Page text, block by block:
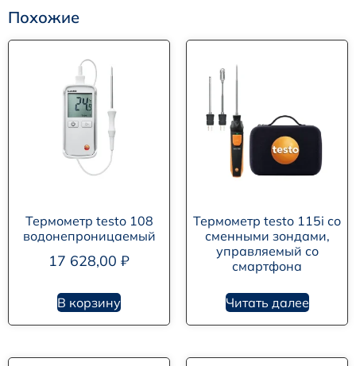
Похожие
Термометр testo 108
водонепроницаемый
17 628,00 ₽
В корзину
Термометр testo 115i со
сменными зондами,
управляемый со
смартфона
Читать далее